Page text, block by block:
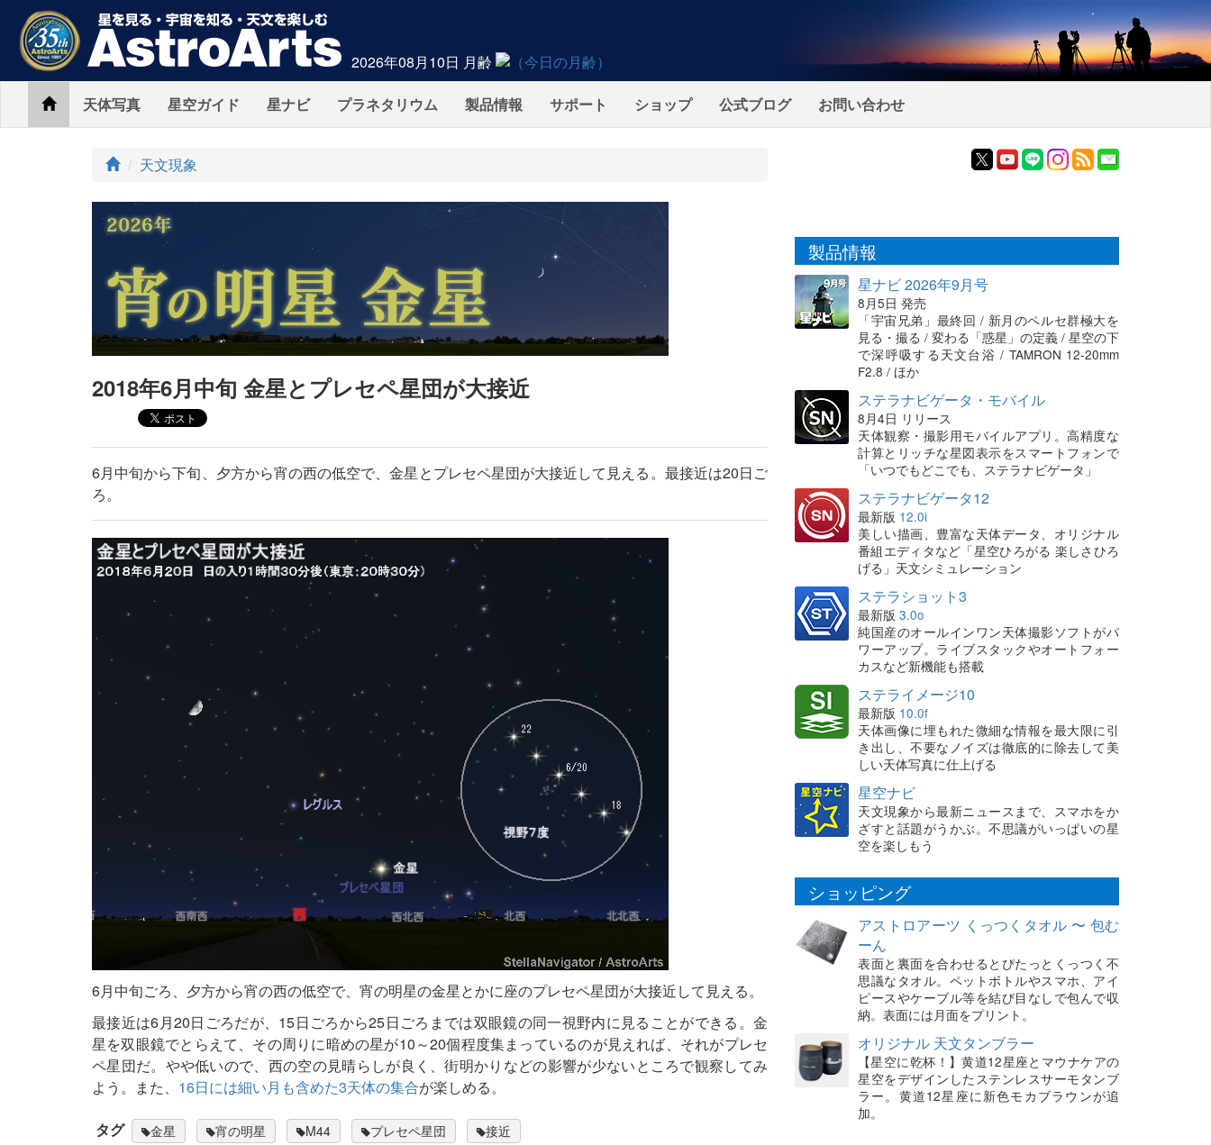
2026年08月10日 月齢
Home天体写真 星空ガイド 星ナビ プラネタリウム 製品情報 サポート ショップ 公式ブログ お問い合わせ
ト
プ
天文現象
2018年6月中旬 金星とプレセペ星団が大接近
6月中旬から下旬、夕方から宵の西の低空で、金星とプレセペ星団が大接近して見える。最接近は20日ご
ろ。
6月中旬ごろ、夕方から宵の西の低空で、宵の明星の金星とかに座のプレセペ星団が大接近して見える。
最接近は6月20日ごろだが、15日ごろから25日ごろまでは双眼鏡の同一視野内に見ることができる。金
星を双眼鏡でとらえて、その周りに暗めの星が10～20個程度集まっているのが見えれば、それがプレセ
ペ星団だ。やや低いので、西の空の見晴らしが良く、街明かりなどの影響が少ないところで観察してみ
よう。また、 16日には細い月も含めた3天体の集合が楽しめる。
タグ 金星 宵の明星 M44 プレセペ星団 接近
製品情報
星ナビ 2026年9月号
8月5日 発売
「宇宙兄弟」最終回 / 新月のペルセ群極大を
見る・撮る / 変わる「惑星」の定義 / 星空の下
で深呼吸する天文台浴 / TAMRON 12-20mm
F2.8 / ほか
ステラナビゲータ・モバイル
8月4日 リリース
天体観察・撮影用モバイルアプリ。高精度な
計算とリッチな星図表示をスマートフォンで
「いつでもどこでも、ステラナビゲータ」
ステラナビゲータ12
最新版 12.0i
美しい描画、豊富な天体データ、オリジナル
番組エディタなど「星空ひろがる 楽しさひろ
げる」天文シミュレーション
ステラショット3
最新版 3.0o
純国産のオールインワン天体撮影ソフトがパ
ワーアップ。ライブスタックやオートフォー
カスなど新機能も搭載
ステライメージ10
最新版 10.0f
天体画像に埋もれた微細な情報を最大限に引
き出し、不要なノイズは徹底的に除去して美
しい天体写真に仕上げる
星空ナビ
天文現象から最新ニュースまで、スマホをか
ざすと話題がうかぶ。不思議がいっぱいの星
空を楽しもう
ショッピング
アストロアーツ くっつくタオル 〜 包む
ーん
表面と裏面を合わせるとぴたっとくっつく不
思議なタオル。ペットボトルやスマホ、アイ
ピースやケーブル等を結び目なしで包んで収
納。表面には月面をプリント。
オリジナル 天文タンブラー
【星空に乾杯！】黄道12星座とマウナケアの
星空をデザインしたステンレスサーモタンブ
ラー。黄道12星座に新色モカブラウンが追
加。